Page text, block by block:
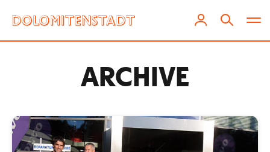
ARCHIVE